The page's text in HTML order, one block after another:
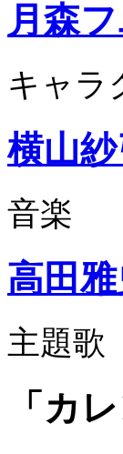
月森
キャラ
横山紗
音楽
高田雅
主題歌
「カ